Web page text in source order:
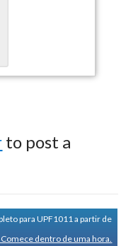
to post a
para UPF1011 a partir de
dentro de uma hora.